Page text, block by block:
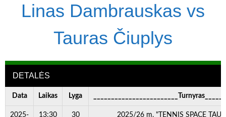
Linas Dambrauskas vs
Tauras Čiuplys
DETALĖS
Data Laikas Lyga
2025-
13:30
30
2025/26 m. "TENNIS SPACE